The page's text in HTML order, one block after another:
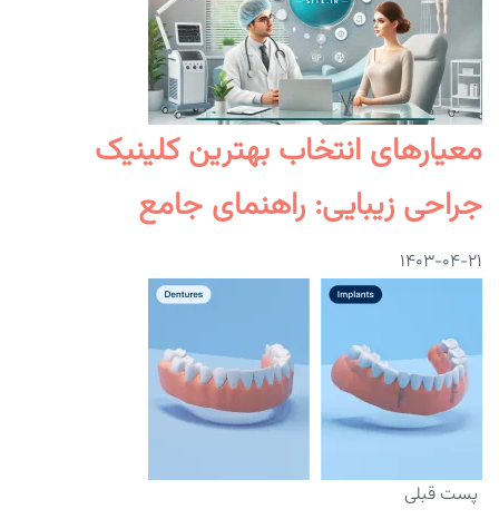
معیارهای انتخاب بهترین کلینیک
جراحی زیبایی: راهنمای جامع
۱۴۰۳-۰۴-۲۱
پست قبلی